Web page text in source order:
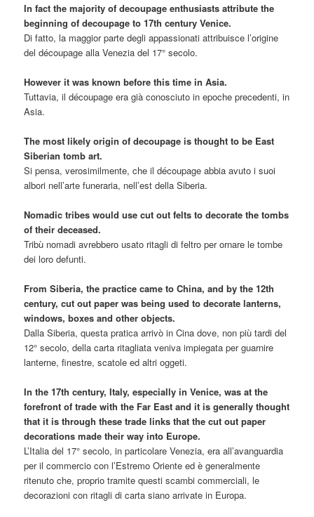
In fact the majority of decoupage enthusiasts attribute the
beginning of decoupage to 17th century Venice.
Di fatto, la maggior parte degli appassionati attribuisce l’origine
del découpage alla Venezia del 17° secolo.
However it was known before this time in Asia.
Tuttavia, il découpage era già conosciuto in epoche precedenti, in
Asia.
The most likely origin of decoupage is thought to be East
Siberian tomb art.
Si pensa, verosimilmente, che il découpage abbia avuto i suoi
albori nell’arte funeraria, nell’est della Siberia.
Nomadic tribes would use cut out felts to decorate the tombs
of their deceased.
Tribù nomadi avrebbero usato ritagli di feltro per ornare le tombe
dei loro defunti.
From Siberia, the practice came to China, and by the 12th
century, cut out paper was being used to decorate lanterns,
windows, boxes and other objects.
Dalla Siberia, questa pratica arrivò in Cina dove, non più tardi del
12° secolo, della carta ritagliata veniva impiegata per guarnire
lanterne, finestre, scatole ed altri oggeti.
In the 17th century, Italy, especially in Venice, was at the
forefront of trade with the Far East and it is generally thought
that it is through these trade links that the cut out paper
decorations made their way into Europe.
L’Italia del 17° secolo, in particolare Venezia, era all’avanguardia
per il commercio con l’Estremo Oriente ed è generalmente
ritenuto che, proprio tramite questi scambi commerciali, le
decorazioni con ritagli di carta siano arrivate in Europa.